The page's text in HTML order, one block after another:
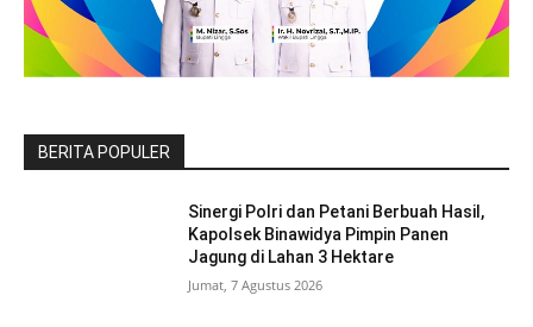
BERITA POPULER
Sinergi Polri dan Petani Berbuah Hasil,
Kapolsek Binawidya Pimpin Panen
Jagung di Lahan 3 Hektare
Jumat, 7 Agustus 2026